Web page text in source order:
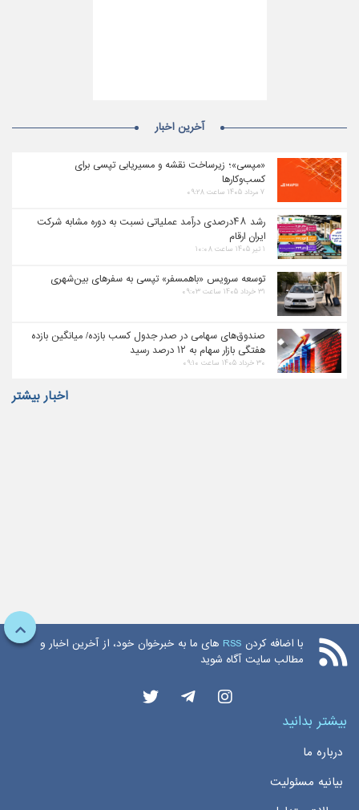
آخرین اخبار
«مپسی»؛ زیرساخت نقشه و مسیریابی تپسی برای
کسب‌وکارها
۷ مرداد ۱۴۰۵ ساعت ۰۹:۲۸
رشد ۴۸درصدی درآمد عملیاتی نسبت به دوره مشابه شرکت
ایران ارقام
۱ تیر ۱۴۰۵ ساعت ۱۰:۰۸
توسعه سرویس «باهمسفر» تپسی به سفرهای بین‌شهری
۳۱ خرداد ۱۴۰۵ ساعت ۰۹:۰۳
صندوق‌های سهامی در صدر جدول کسب بازده/ میانگین بازده
هفتگی بازار سهام به ۱۲ درصد رسید
۳۰ خرداد ۱۴۰۵ ساعت ۰۹:۱۰
اخبار بیشتر
با اضافه کردن RSS های ما به خبرخوان خود، از آخرین اخبار و
مطالب سایت آگاه شوید
بیشتر بدانید
درباره ما
بیانیه مسئولیت